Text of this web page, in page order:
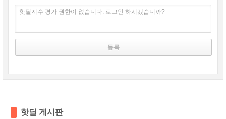
핫딜지수 평가 권한이 없습니다. 로그인 하시겠습니까?
핫딜 게시판